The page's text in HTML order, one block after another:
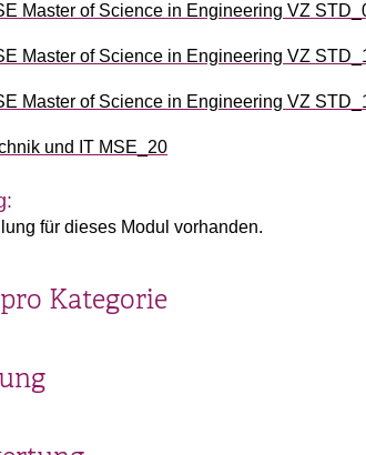
Master of Science in Engineering VZ
Master of Science in Engineering VZ
Master of Science in Engineering VZ
und IT MSE_20
für dieses Modul vorhanden.
Kategorie